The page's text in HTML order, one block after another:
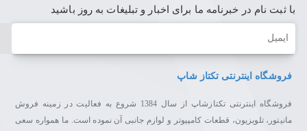
با ثبت نام در خبرنامه ما برای اخبار و تبلیغات به روز باشید
ایمیل
فروشگاه اینترنتی تکتاز شاپ
فروشگاه اینترنتی تکتازشاپ از سال 1384 شروع به فعالیت در زمینه فروش
مانیتور، تلویزیون، قطعات کامپیوتر و لوازم جانبی آن نموده است. ما همواره سعی